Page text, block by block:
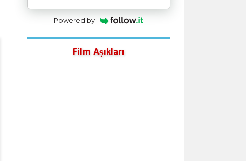
Powered by
Film Aşıkları